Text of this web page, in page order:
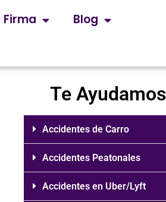
Blog
Te
Accidentes de Carro
Accidentes Peatonales
Accidentes en Uber/Lyft